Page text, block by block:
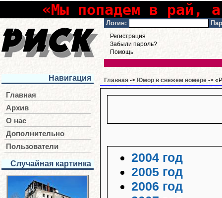
«Мы попадем в рай,
Логин:
Регистрация
Забыли пароль?
Помощь
Навигация
Главная
Архив
О нас
Дополнительно
Пользователи
Случайная картинка
Главная -> Юмор в свежем номере ->
2004 год
2005 год
2006 год